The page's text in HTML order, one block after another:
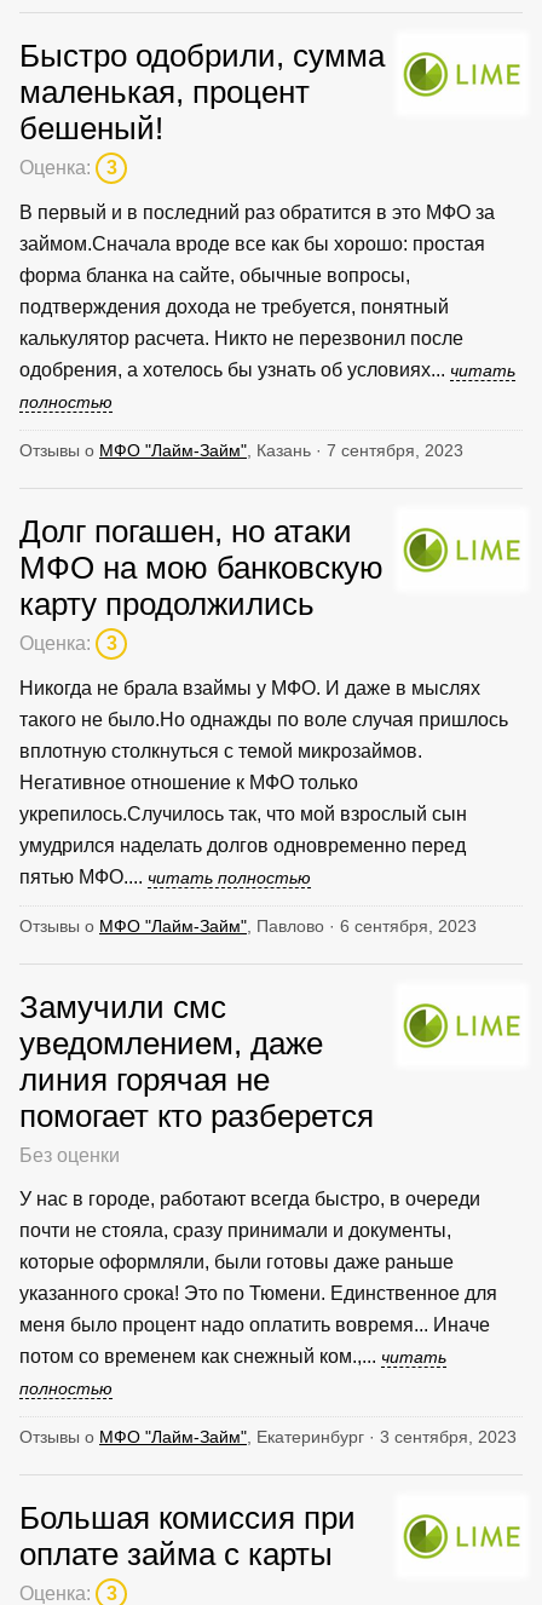
Быстро одобрили, сумма
маленькая, процент
бешеный!
Оценка: 3
В первый и в последний раз обратится в это МФО за
займом.Сначала вроде все как бы хорошо: простая
форма бланка на сайте, обычные вопросы,
подтверждения дохода не требуется, понятный
калькулятор расчета. Никто не перезвонил после
одобрения, а хотелось бы узнать об условиях... читать
полностью
Отзывы о МФО "Лайм-Займ" , Казань · 7 сентября, 2023
Долг погашен, но атаки
МФО на мою банковскую
карту продолжились
Оценка: 3
Никогда не брала взаймы у МФО. И даже в мыслях
такого не было.Но однажды по воле случая пришлось
вплотную столкнуться с темой микрозаймов.
Негативное отношение к МФО только
укрепилось.Случилось так, что мой взрослый сын
умудрился наделать долгов одновременно перед
пятью МФО.... читать полностью
Отзывы о МФО "Лайм-Займ" , Павлово · 6 сентября, 2023
Замучили смс
уведомлением, даже
линия горячая не
помогает кто разберется
Без оценки
У нас в городе, работают всегда быстро, в очереди
почти не стояла, сразу принимали и документы,
которые оформляли, были готовы даже раньше
указанного срока! Это по Тюмени. Единственное для
меня было процент надо оплатить вовремя... Иначе
потом со временем как снежный ком.,... читать
полностью
Отзывы о МФО "Лайм-Займ" , Екатеринбург · 3 сентября, 2023
Большая комиссия при
оплате займа с карты
Оценка: 3